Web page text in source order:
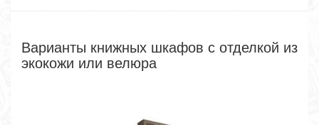
Варианты книжных шкафов с отделкой из
экокожи или велюра